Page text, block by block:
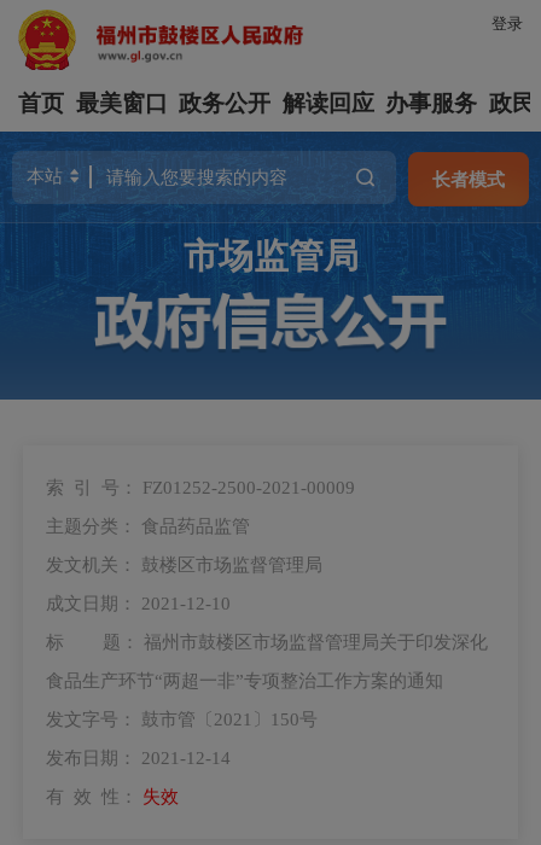
登录
首页 最美窗口 政务公开 解读回应 办事服务 政民
长者模式
市场监管局
索 引 号： FZ01252-2500-2021-00009
主题分类： 食品药品监管
发文机关： 鼓楼区市场监督管理局
成文日期： 2021-12-10
标 题： 福州市鼓楼区市场监督管理局关于印发深化
食品生产环节“两超一非”专项整治工作方案的通知
发文字号： 鼓市管〔2021〕150号
发布日期： 2021-12-14
有 效 性： 失效